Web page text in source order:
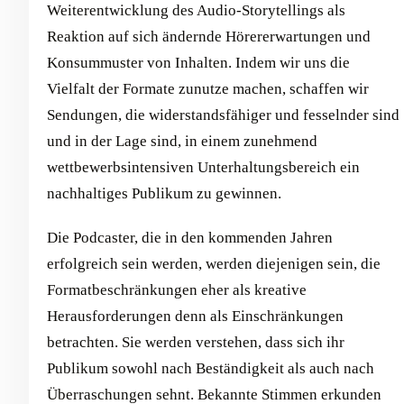
Weiterentwicklung des Audio-Storytellings als
Reaktion auf sich ändernde Hörererwartungen und
Konsummuster von Inhalten. Indem wir uns die
Vielfalt der Formate zunutze machen, schaffen wir
Sendungen, die widerstandsfähiger und fesselnder sind
und in der Lage sind, in einem zunehmend
wettbewerbsintensiven Unterhaltungsbereich ein
nachhaltiges Publikum zu gewinnen.
Die Podcaster, die in den kommenden Jahren
erfolgreich sein werden, werden diejenigen sein, die
Formatbeschränkungen eher als kreative
Herausforderungen denn als Einschränkungen
betrachten. Sie werden verstehen, dass sich ihr
Publikum sowohl nach Beständigkeit als auch nach
Überraschungen sehnt. Bekannte Stimmen erkunden